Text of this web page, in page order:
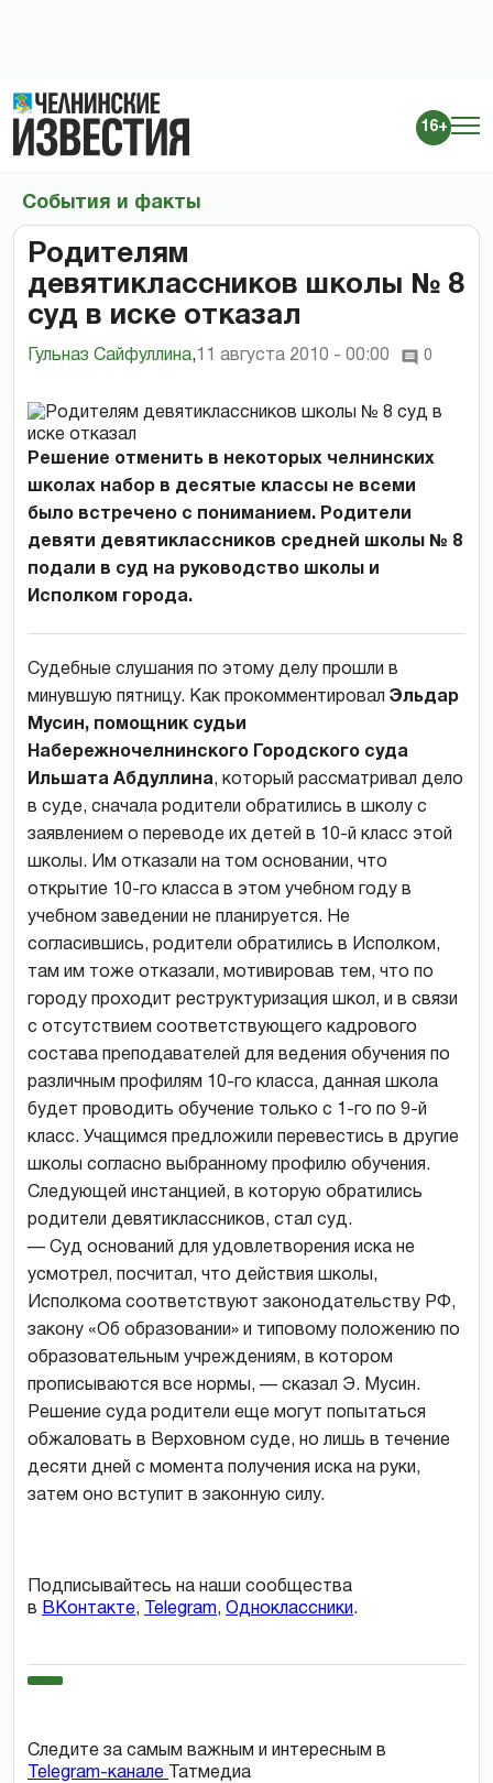
16+
События и факты
Родителям
девятиклассников школы № 8
суд в иске отказал
Гульназ Сайфуллина, 11 августа 2010 - 00:00 0
Решение отменить в некоторых челнинских
школах набор в десятые классы не всеми
было встречено с пониманием. Родители
девяти девятиклассников средней школы № 8
подали в суд на руководство школы и
Исполком города.
Судебные слушания по этому делу прошли в
минувшую пятницу. Как прокомментировал Эльдар
Мусин, помощник судьи
Набережночелнинского Городского суда
Ильшата Абдуллина, который рассматривал дело
в суде, сначала родители обратились в школу с
заявлением о переводе их детей в 10-й класс этой
школы. Им отказали на том основании, что
открытие 10-го класса в этом учебном году в
учебном заведении не планируется. Не
согласившись, родители обратились в Исполком,
там им тоже отказали, мотивировав тем, что по
городу проходит реструктуризация школ, и в связи
с отсутствием соответствующего кадрового
состава преподавателей для ведения обучения по
различным профилям 10-го класса, данная школа
будет проводить обучение только с 1-го по 9-й
класс. Учащимся предложили перевестись в другие
школы согласно выбранному профилю обучения.
Следующей инстанцией, в которую обратились
родители девятиклассников, стал суд.
— Суд оснований для удовлетворения иска не
усмотрел, посчитал, что действия школы,
Исполкома соответствуют законодательству РФ,
закону «Об образовании» и типовому положению по
образовательным учреждениям, в котором
прописываются все нормы, — сказал Э. Мусин.
Решение суда родители еще могут попытаться
обжаловать в Верховном суде, но лишь в течение
десяти дней с момента получения иска на руки,
затем оно вступит в законную силу.
Подписывайтесь на наши сообщества
в ВКонтакте, Telegram, Одноклассники.
Следите за самым важным и интересным в
Telegram-канале
Татмедиа